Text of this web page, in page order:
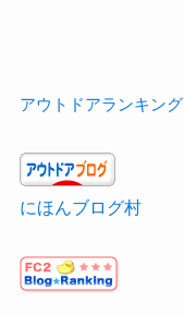
アウトドアランキング
にほんブログ村